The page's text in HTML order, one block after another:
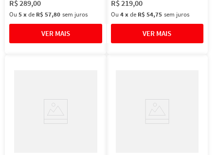
R$289,00
Ou 5xde R$ 57,80 sem juros
R$219,00
Ou 4 xde R$ 54,75 sem juros